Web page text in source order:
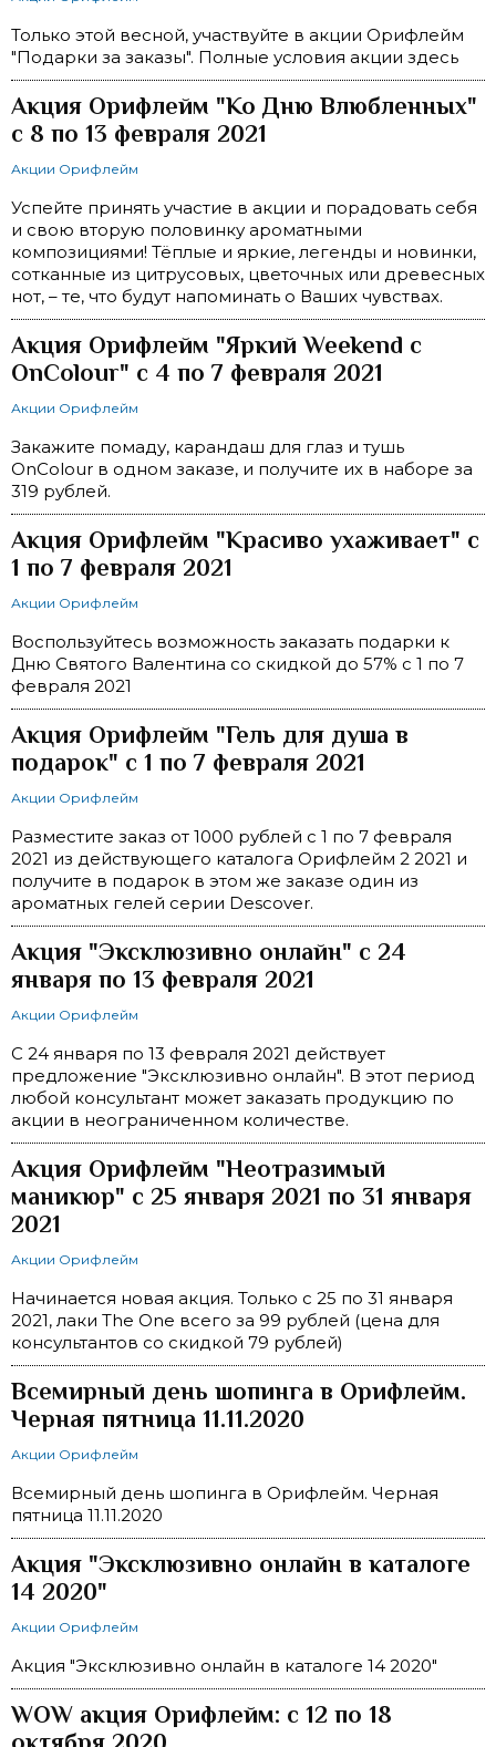
Только этой весной, участвуйте в акции Орифлейм
"Подарки за заказы". Полные условия акции здесь
Акция Орифлейм "Ко Дню Влюбленных"
с 8 по 13 февраля 2021
Акции Орифлейм
Успейте принять участие в акции и порадовать себя
и свою вторую половинку ароматными
композициями! Тёплые и яркие, легенды и новинки,
сотканные из цитрусовых, цветочных или древесных
нот, – те, что будут напоминать о Ваших чувствах.
Акция Орифлейм "Яркий Weekend с
OnColour" с 4 по 7 февраля 2021
Акции Орифлейм
Закажите помаду, карандаш для глаз и тушь
OnColour в одном заказе, и получите их в наборе за
319 рублей.
Акция Орифлейм "Красиво ухаживает" с
1 по 7 февраля 2021
Акции Орифлейм
Воспользуйтесь возможность заказать подарки к
Дню Святого Валентина со скидкой до 57% с 1 по 7
февраля 2021
Акция Орифлейм "Гель для душа в
подарок" с 1 по 7 февраля 2021
Акции Орифлейм
Разместите заказ от 1000 рублей с 1 по 7 февраля
2021 из действующего каталога Орифлейм 2 2021 и
получите в подарок в этом же заказе один из
ароматных гелей серии Descover.
Акция "Эксклюзивно онлайн" c 24
января по 13 февраля 2021
Акции Орифлейм
С 24 января по 13 февраля 2021 действует
предложение "Эксклюзивно онлайн". В этот период
любой консультант может заказать продукцию по
акции в неограниченном количестве.
Акция Орифлейм "Неотразимый
маникюр" с 25 января 2021 по 31 января
2021
Акции Орифлейм
Начинается новая акция. Только с 25 по 31 января
2021, лаки The One всего за 99 рублей (цена для
консультантов со скидкой 79 рублей)
Всемирный день шопинга в Орифлейм.
Черная пятница 11.11.2020
Акции Орифлейм
Всемирный день шопинга в Орифлейм. Черная
пятница 11.11.2020
Акция "Эксклюзивно онлайн в каталоге
14 2020"
Акции Орифлейм
Акция "Эксклюзивно онлайн в каталоге 14 2020"
WOW акция Орифлейм: с 12 по 18